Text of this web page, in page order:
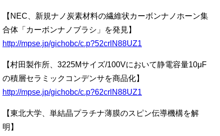
【NEC、新規ナノ炭素材料の繊維状カーボンナノホーン集
合体「カーボンナノブラシ」を発見】
http://mpse.jp/gichobc/c.p?52crlN88UZ1
【村田製作所、3225Mサイズ/100Vにおいて静電容量10μF
の積層セラミックコンデンサを商品化】
http://mpse.jp/gichobc/c.p?62crlN88UZ1
【東北大学、単結晶プラチナ薄膜のスピン伝導機構を解
明】